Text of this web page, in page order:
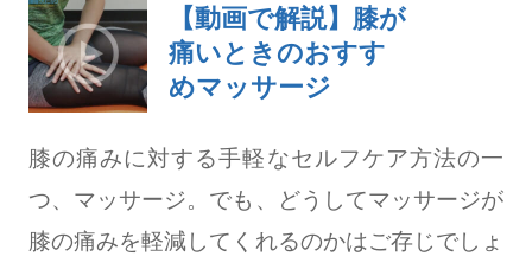
【動画で解説】膝が
痛いときのおすす
めマッサージ
膝の痛みに対する手軽なセルフケア方法の一
つ、マッサージ。でも、どうしてマッサージが
膝の痛みを軽減してくれるのかはご存じでしょ